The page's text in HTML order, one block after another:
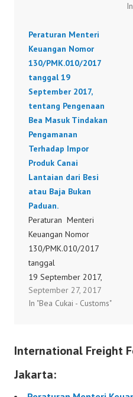
Peraturan Menteri
Keuangan Nomor
130/PMK.010/2017
tanggal 19
September 2017,
tentang Pengenaan
Bea Masuk Tindakan
Pengamanan
Terhadap Impor
Produk Canai
Lantaian dari Besi
atau Baja Bukan
Paduan.
Peraturan Menteri
Keuangan Nomor
130/PMK.010/2017
tanggal
19 September 2017,
tentang Pengenaan Bea
Masuk Tindakan
Lantaian dari Besi atau
130/PMK.010/2017
September 27, 2017
In "Bea Cukai - Customs"
International Freight
Jakarta: